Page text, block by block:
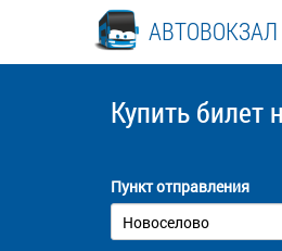
Купить билет
Пункт отправления